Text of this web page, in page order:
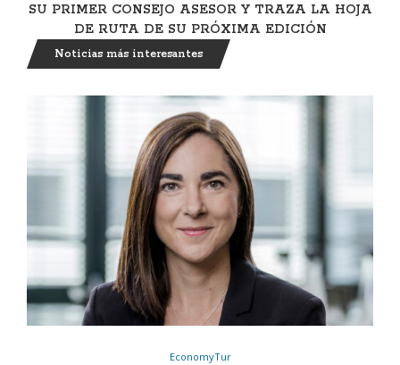
SU PRIMER CONSEJO ASESOR Y TRAZA LA HOJA
DE RUTA DE SU PRÓXIMA EDICIÓN
Noticias más interesantes
EconomyTur